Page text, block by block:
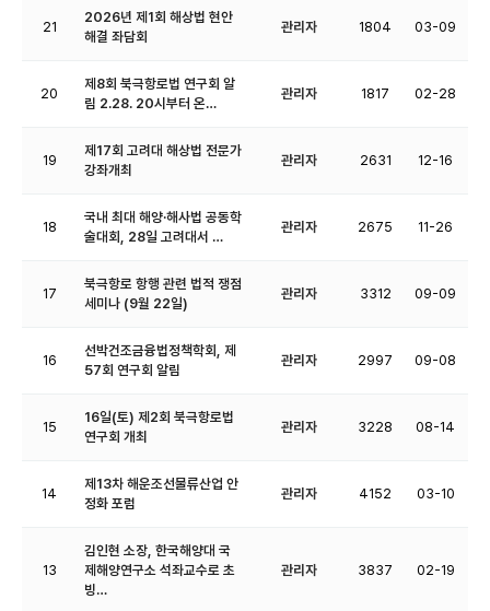
21
2026년 제1회 해상법 현안
해결 좌담회
관리자 1804 03-09
20
제8회 북극항로법 연구회 알
림 2.28. 20시부터 온…
관리자 1817 02-28
19
제17회 고려대 해상법 전문가
강좌개최
관리자 2631 12-16
18
국내 최대 해양·해사법 공동학
술대회, 28일 고려대서 …
관리자 2675 11-26
17
북극항로 항행 관련 법적 쟁점
세미나 (9월 22일)
관리자 3312 09-09
16
선박건조금융법정책학회, 제
57회 연구회 알림
관리자 2997 09-08
15
16일(토) 제2회 북극항로법
연구회 개최
관리자 3228 08-14
14
제13차 해운조선물류산업 안
정화 포럼
관리자 4152 03-10
13
김인현 소장, 한국해양대 국
제해양연구소 석좌교수로 초
빙…
관리자 3837 02-19